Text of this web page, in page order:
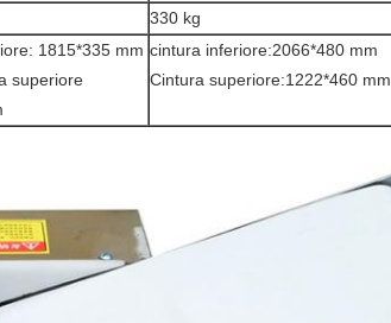
330 kg
1815*335 mm
superiore
cintura inferiore:2066*480 mm
Cintura superiore:1222*460 mm